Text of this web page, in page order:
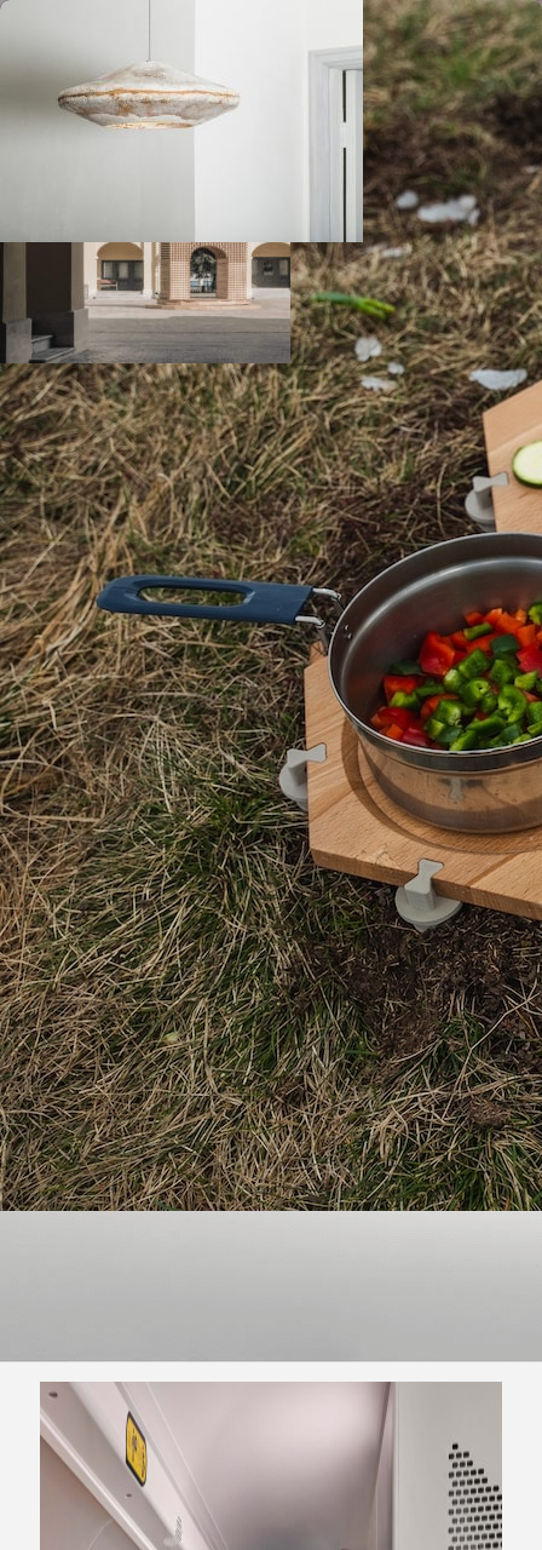
TGV INOUI 2026 : décryptage du design du nouveau visage du
voyage grande vitesse à la Française
CONCEPT DESIGN EVENEMENT
FRANCE INNOVATION NENDO
TRAIN TRAMWAY TRANSPORT
12 mars 2025 / Pas encore de commentaires
Le nouveau TGV INOUI 2026 : Quand le design façonne l’expérience du
voyage à grande vitesse
Voila bientôt un et demi que l’on vous parlait des sièges du
futur TGV INOUI, interprétation maison du non moins
nouveau TGV M.On vous invite à découvrir la suite du
projet. Parcourir la France à 320 km/h dans un cocon de
confort et d’élégance : telle est la promesse du futur TGV
INOUI, attendu en 2026. Plus qu’un simple train à grande
vitesse, cette cinquième génération, fruit d’une
collaboration entre Alstom, SNCF Voyageurs, et les agences